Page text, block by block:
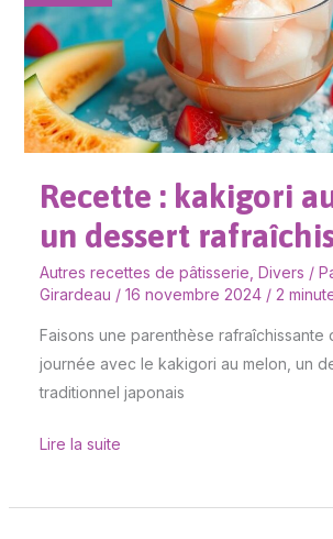
Recette : kakigori
un dessert
Autres recettes de pâtisserie Divers /
Girardeau / 16 novembre 2024 / 2
Faisons une parenthèse rafraîchissante
journée avec le kakigori au melon, un
traditionnel japonais
au
melon,
un
dessert
rafraîchissant
Lire la suite